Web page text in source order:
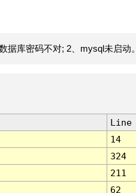
据库密码不对; 2、mysql未启动。
Line
14
324
211
62